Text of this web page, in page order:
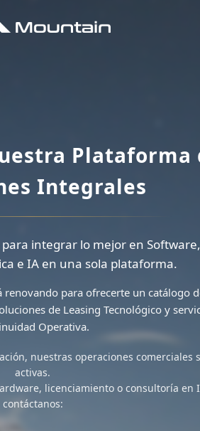
Plataforma
Integrales
integrar lo mejor en Software,
e IA en una sola plataforma.
renovando para ofrecerte un catálogo
de Leasing Tecnológicoy
Operativa.
nuestras operaciones comerciales
activas.
licenciamiento o consultoría en
contáctanos: